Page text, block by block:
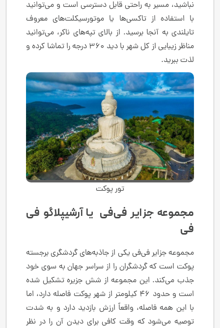
نباشید، مسیر به راحتی قابل دسترسی است و می‌توانید
با استفاده از تاکسی‌ها یا موتورسیکلت‌های معروف
تایلندی به آنجا برسید. از بالای تپه‌های ناکر، می‌توانید
مناظر زیبایی از کل شهر با دید ۳۶۰ درجه را تماشا کرده و
لذت ببرید.
تور پوکت
مجموعه جزایر فی‌فی یا آرشیپلاگو فی
فی
مجموعه جزایر فی‌فی یکی از جاذبه‌های گردشگری برجسته
پوکت است که گردشگران را از سراسر جهان به سوی خود
جذب می‌کند. این مجموعه از شش جزیره تشکیل شده
است و حدود ۴۶ کیلومتر از شهر پوکت فاصله دارد، اما
با این همه فاصله، واقعاً ارزش بازدید دارد و به شدت
توصیه می‌شود که وقت کافی برای دیدن آن را در نظر